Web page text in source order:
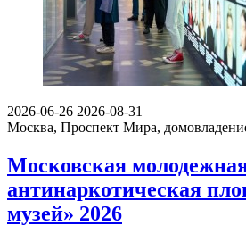
2026-06-26 2026-08-31
Москва, Проспект Мира,
Московская
антинаркотическая
музей» 2026